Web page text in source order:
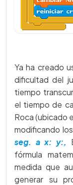
Ya ha creado
dificultad del
tiempo
el tiempo de
Roca (ubicado
modificando
seg. a x: y:,
fórmula
medida que
generar su